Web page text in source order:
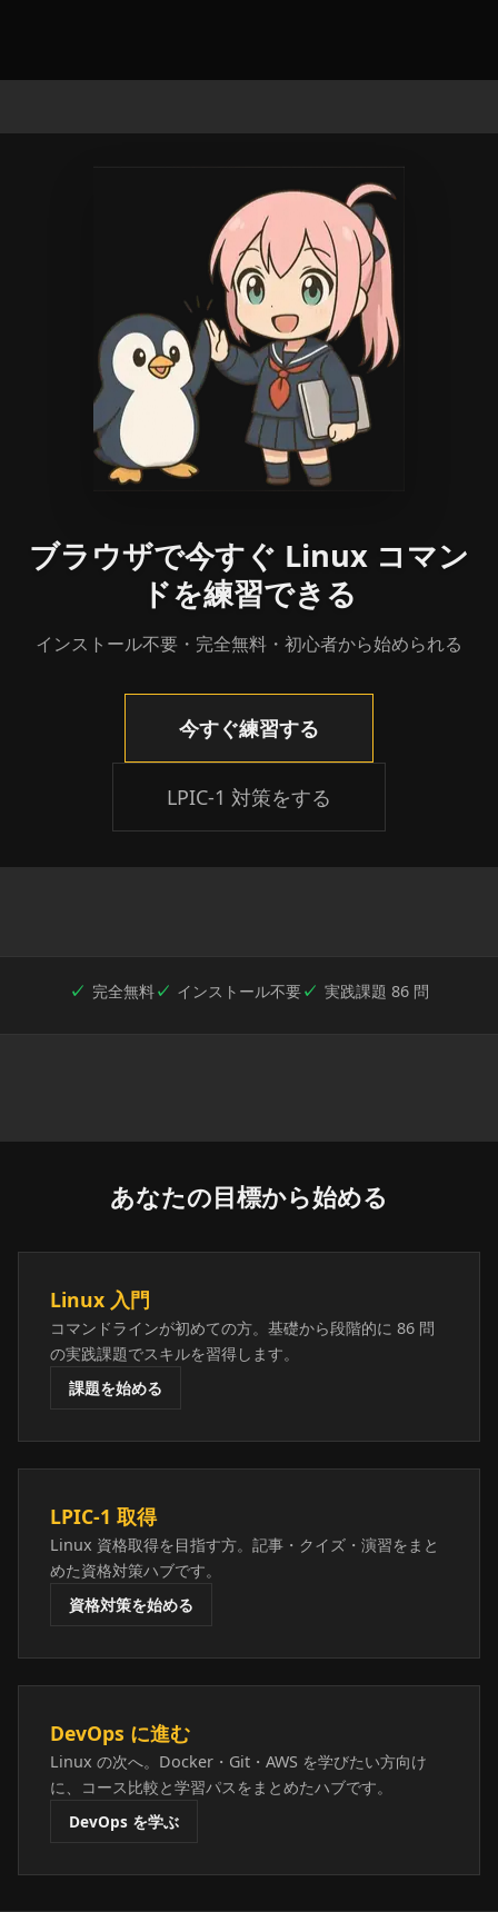
ブラウザで今すぐ Linux コマン
ドを練習できる
インストール不要・完全無料・初心者から始められる
今すぐ練習する
LPIC-1 対策をする
完全無料 インストール不要 実践課題 86 問
あなたの目標から始める
Linux 入門
コマンドラインが初めての方。基礎から段階的に 86 問
の実践課題でスキルを習得します。
課題を始める
LPIC-1 取得
Linux 資格取得を目指す方。記事・クイズ・演習をまと
めた資格対策ハブです。
資格対策を始める
DevOps に進む
Linux の次へ。Docker・Git・AWS を学びたい方向け
に、コース比較と学習パスをまとめたハブです。
DevOps を学ぶ